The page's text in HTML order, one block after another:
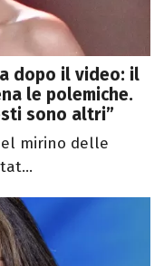
dopo il video: il
le polemiche.
sono altri”
mirino delle